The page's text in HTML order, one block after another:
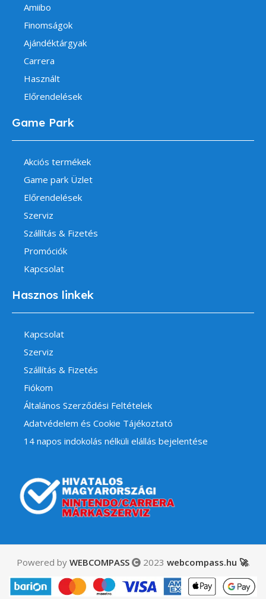
Amiibo
Finomságok
Ajándéktárgyak
Carrera
Használt
Előrendelések
Game Park
Akciós termékek
Game park Üzlet
Előrendelések
Szerviz
Szállítás & Fizetés
Promóciók
Kapcsolat
Hasznos linkek
Kapcsolat
Szerviz
Szállítás & Fizetés
Fiókom
Általános Szerződési Feltételek
Adatvédelem és Cookie Tájékoztató
14 napos indokolás nélküli elállás bejelentése
Powered by WEBCOMPASS 2023 webcompass.hu 🚀.